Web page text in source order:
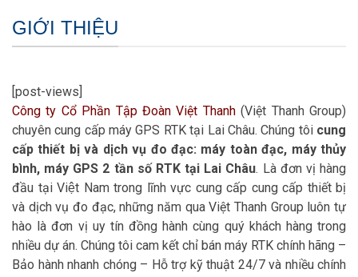
GIỚI THIỆU
[post-views]
Công ty Cổ Phần Tập Đoàn Việt Thanh(Việt Thanh Group)
chuyên cung cấp máy GPS RTK tại Lai Châu. Chúng tôi cung
cấp thiết bị và dịch vụ đo đạc: máy toàn đạc, máy thủy
bình, máy GPS 2 tần số RTK tại Lai Châu. Là đơn vị hàng
đầu tại Việt Nam trong lĩnh vực cung cấp cung cấp thiết bị
và dịch vụ đo đạc, những năm qua Việt Thanh Group luôn tự
hào là đơn vị uy tín đồng hành cùng quý khách hàng trong
nhiều dự án. Chúng tôi cam kết chỉ bán máy RTK chính hãng –
Bảo hành nhanh chóng – Hỗ trợ kỹ thuật 24/7 và nhiều chính